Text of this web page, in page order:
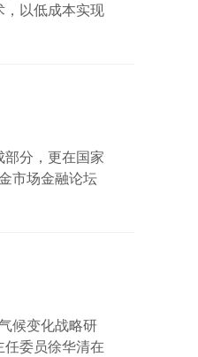
，以低成本实现
。如何看待这
分，更在国家
市场金融论坛
文建代表主办
候变化战略研
任委员徐华清在